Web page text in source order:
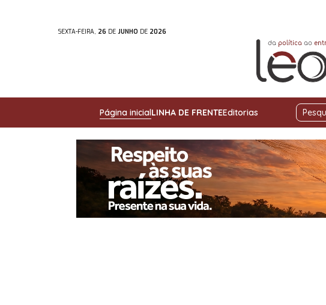
SEXTA-FEIRA, 26 DE JUNHO DE 2026
Página inicialLINHA DE FRENTEEditorias